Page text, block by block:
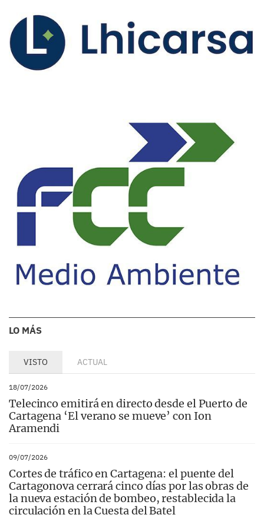
LO MÁS
VISTO ACTUAL
18/07/2026
Telecinco emitirá en directo desde el Puerto de
Cartagena ‘El verano se mueve’ con Ion
Aramendi
09/07/2026
Cortes de tráfico en Cartagena: el puente del
Cartagonova cerrará cinco días por las obras de
la nueva estación de bombeo, restablecida la
circulación en la Cuesta del Batel